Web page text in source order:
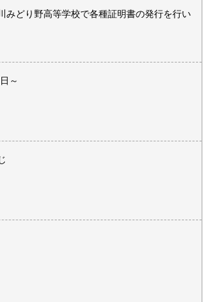
みどり野高等学校で各種証明書の発行を行い
～